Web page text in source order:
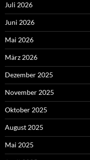
Juli 2026
Juni 2026
Mai 2026
März 2026
Dezember 2025
November 2025
Oktober 2025
August 2025
Mai 2025